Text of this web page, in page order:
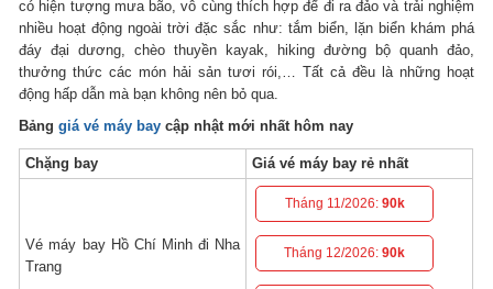
có hiện tượng mưa bão, vô cùng thích hợp để đi ra đảo và trải nghiệm
nhiều hoạt động ngoài trời đặc sắc như: tắm biển, lặn biển khám phá
đáy đại dương, chèo thuyền kayak, hiking đường bộ quanh đảo,
thưởng thức các món hải sản tươi rói,… Tất cả đều là những hoạt
động hấp dẫn mà bạn không nên bỏ qua.
Bảnggiá vé máy bay cập nhật mới nhất hôm nay
Chặng bay Giá vé máy bay rẻ nhất
Vé máy bay Hồ Chí Minh đi Nha
Trang
Tháng 11/2026: 90k
Tháng 12/2026:90k